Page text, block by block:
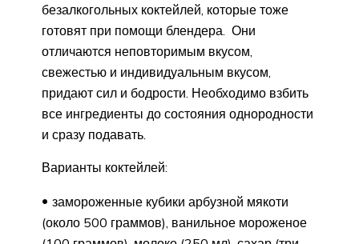
безалкогольных коктейлей, которые тоже
готовят при помощи блендера. Они
отличаются неповторимым вкусом,
свежестью и индивидуальным вкусом,
придают сил и бодрости. Необходимо взбить
все ингредиенты до состояния однородности
и сразу подавать.
Варианты коктейлей:
замороженные кубики арбузной мякоти
(около 500 граммов), ванильное мороженое